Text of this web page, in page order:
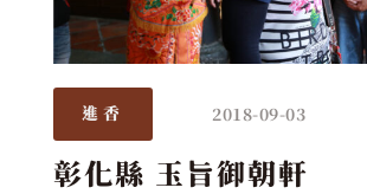
進香 2018-09-03
彰化縣 玉旨御朝軒